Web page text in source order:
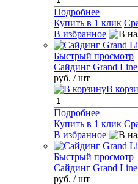
Подробнее
Купить в 1 клик
В избранное
Быстрый просмотр
Сайдинг Grand
руб. / шт
В
Подробнее
Купить в 1 клик
В избранное
Быстрый просмотр
Сайдинг Grand
руб. / шт